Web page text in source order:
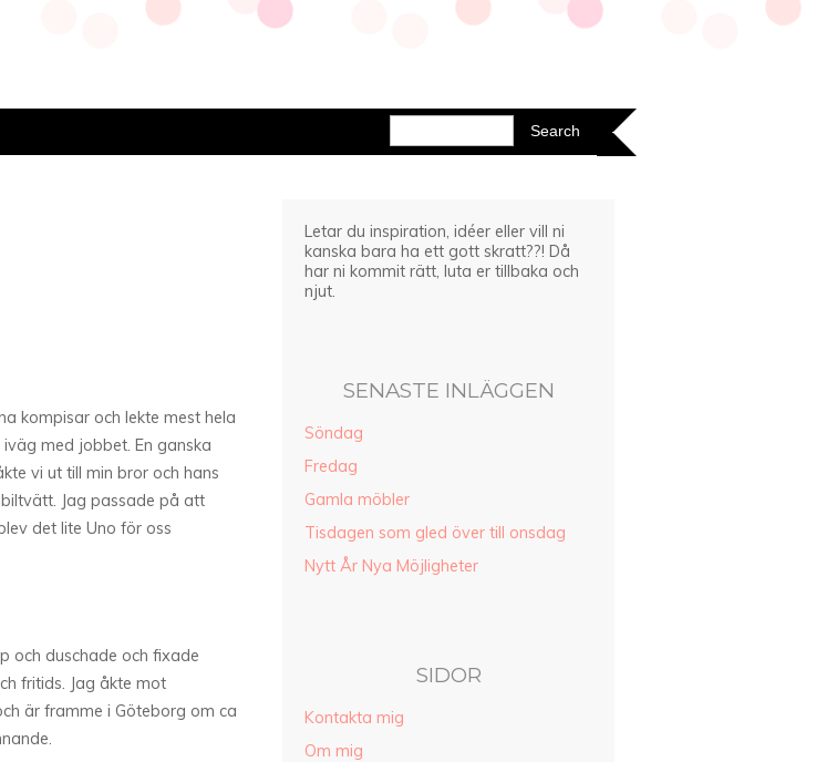
kompisar och lekte mest hela
med jobbet. En ganska
vi ut till min bror och hans
Jag passade på att
det lite Uno för oss
och duschade och fixade
fritids. Jag åkte mot
är framme i Göteborg om ca
Letar du inspiration, idéer eller vill ni
kanska bara ha ett gott skratt??! Då
har ni kommit rätt, luta er tillbaka och
njut.
SENASTE INLÄGGEN
Söndag
Fredag
Gamla möbler
Tisdagen som gled över till onsdag
Nytt År Nya Möjligheter
SIDOR
Kontakta mig
Om mig